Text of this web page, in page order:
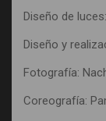
Diseño de
Diseño y
Fotografía:
Coreografía: